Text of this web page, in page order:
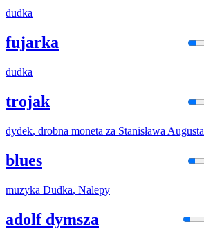
dudka
fujarka
dudka
trojak
dydek, drobna moneta za Stanisława Augusta
blues
muzyka Dudka, Nalepy
adolf dymsza